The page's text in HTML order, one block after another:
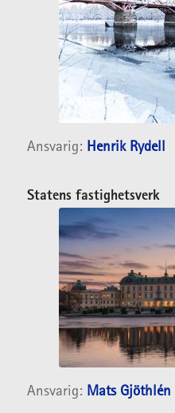
Ansvarig: Henrik Rydell
Statens fastighetsverk
Ansvarig: Mats Gjöthlén